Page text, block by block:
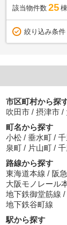
該当物件数 25棟
絞り込み条件
市区町村から探
吹田市 / 摂津市 /
町名から探す
小松 / 垂水町 /
泉町 / 片山町 /
路線から探す
東海道本線 / 阪
大阪モノレール
地下鉄御堂筋線 /
地下鉄谷町線
駅から探す